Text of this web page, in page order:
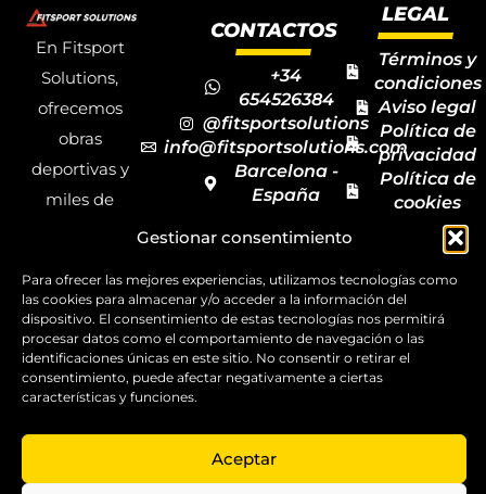
Gestionar consentimiento
Para ofrecer las mejores experiencias, utilizamos tecnologías como
las cookies para almacenar y/o acceder a la información del
dispositivo. El consentimiento de estas tecnologías nos permitirá
procesar datos como el comportamiento de navegación o las
identificaciones únicas en este sitio. No consentir o retirar el
consentimiento, puede afectar negativamente a ciertas
características y funciones.
Aceptar
En Fitsport
Solutions,
ofrecemos
obras
deportivas y
miles de
deportivos
para todas las
disciplinas,
garantizando
la calidad y el
Copyright ©
CONTACTOS
+34
654526384
@fitsportsolutions
info@fitsportsolutions.com
Barcelona -
España
de contacto
LEGAL
Términos y
condiciones
Aviso legal
Política de
privacidad
Política de
cookies
Mapa del
sitio